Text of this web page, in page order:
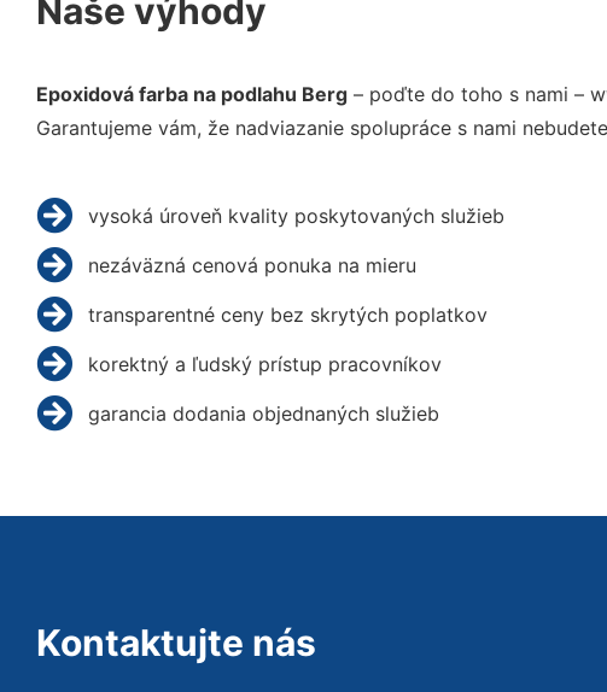
Naše výhody
Epoxidová farba na podlahu Berg – poďte do toho s nami –
Garantujeme vám, že nadviazanie spolupráce s nami
vysoká úroveň kvality poskytovaných služieb
nezáväzná cenová ponuka na mieru
transparentné ceny bez skrytých poplatkov
korektný a ľudský prístup pracovníkov
garancia dodania objednaných služieb
Kontaktujte nás